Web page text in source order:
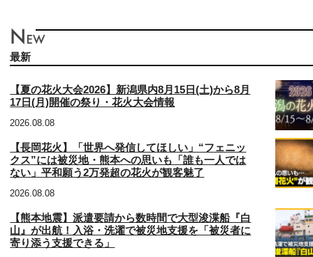
最新
【夏の花火大会2026】新潟県内8月15日(土)から8月
17日(月)開催の祭り・花火大会情報
2026.08.08
【長岡花火】「世界へ発信してほしい」“フェニッ
クス”には被災地・熊本への思いも「誰も一人では
ない」平和願う2万発超の花火が観客魅了
2026.08.08
【熊本地震】派遣要請から数時間で大型浚渫船『白
山』が出航！入浴・洗濯で被災地支援を「被災者に
寄り添う支援できる」